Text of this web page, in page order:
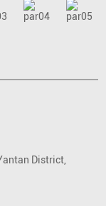
District,